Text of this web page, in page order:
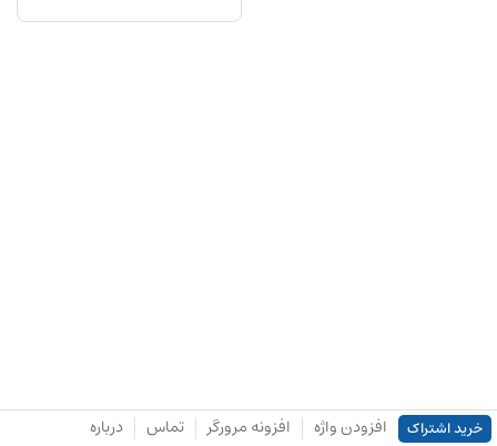
خرید اشتراک افزودن واژه افزونه مرورگر تماس درباره